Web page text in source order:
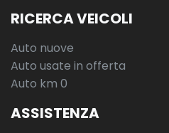
RICERCA VEICOLI
Auto nuove
Auto usate in offerta
Auto km 0
ASSISTENZA